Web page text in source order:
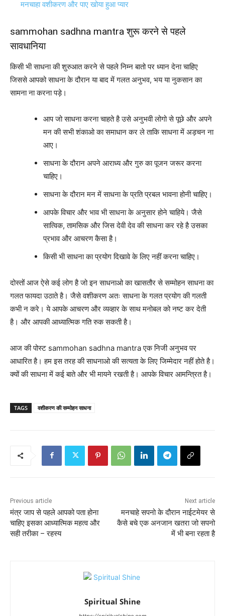
मनचाहा वशीकरण और पाए खोया हुआ प्यार
sammohan sadhna mantra शुरू करने से पहले
सावधानिया
किसी भी साधना की शुरुआत करने से पहले निम्न बातो पर ध्यान देना चाहिए
जिससे आपको साधना के दौरान या बाद में गलत अनुभव, भय या नुकसान का
सामना ना करना पड़े।
आप जो साधना करना चाहते है उसे अनुभवी लोगो से पूछे और अपने
मन की सभी शंकाओ का समाधान कर ले ताकि साधना में अड़चन ना
आए।
साधना के दौरान अपने आराध्य और गुरु का पूजन जरूर करना
चाहिए।
साधना के दौरान मन में साधना के प्रति प्रबल भावना होनी चाहिए।
आपके विचार और भाव भी साधना के अनुसार होने चाहिये। जैसे
सात्विक, तामसिक और जिस देवी देव की साधना कर रहे है उसका
प्रभाव और आचरण कैसा है।
किसी भी साधना का प्रयोग दिखावे के लिए नहीं करना चाहिए।
दोस्तों आज ऐसे कई लोग है जो इन साधनाओ का खासतौर से सम्मोहन साधना का
गलत फायदा उठाते है। जैसे वशीकरण अतः साधना के गलत प्रयोग की गलती
कभी न करे। ये आपके आचरण और व्यव्हार के साथ मनोबल को नष्ट कर देती
है। और आपकी आध्यात्मिक गति रुक सकती है।
आज की पोस्ट sammohan sadhna mantra एक निजी अनुभव पर
आधारित है। हम इस तरह की साधनाओ की सत्यता के लिए जिम्मेदार नहीं होते है।
क्यों की साधना में कई बाते और भी मायने रखती है। आपके विचार आमन्त्रित है।
TAGS वशीकरण की सम्मोहन साधना
Previous article
मंत्र जाप से पहले आपको पता होना
चाहिए इसका आध्यात्मिक महत्व और
सही तरीका – रहस्य
Next article
मनचाहे सपनो के दौरान नाईटमेयर से
कैसे बचे एक अनजान खतरा जो सपनो
में भी बना रहता है
Spiritual Shine